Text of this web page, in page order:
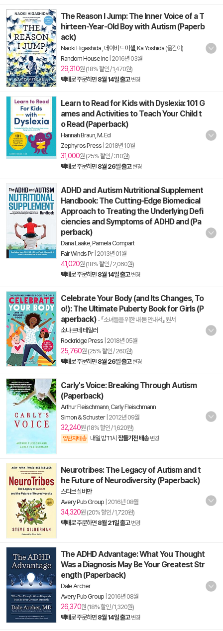
The Reason I Jump: The Inner Voice of a T
hirteen-Year-Old Boy with Autism (Paperb
ack)
Naoki Higashida 데이비드 미첼 Ka Yoshida (옮긴이)
Random House Inc| 2016년 03월
29,310원 (18% 할인 / 1,470원)
택배로 주문하면 8월 14일 출고 변경
Learn to Read for Kids with Dyslexia: 101 G
ames and Activities to Teach Your Child t
o Read (Paperback)
Hannah Braun, M. Ed
Zephyros Press 2018년 10월
31,000원 (25% 할인 / 310원)
택배로 주문하면 8월 26일 출고 변경
ADHD and Autism Nutritional Supplement
Handbook: The Cutting-Edge Biomedical
Approach to Treating the Underlying Defi
ciencies and Symptoms of ADHD and (Pa
perback)
Dana Laake Pamela Compart
Fair Winds Pr 2013년 01월
41,020원 (18% 할인 / 2,060원)
택배로 주문하면 8월 14일 출고 변경
Celebrate Your Body (and Its Changes, To
o!): The Ultimate Puberty Book for Girls (P
aperback) - 『소녀들을 위한 내 몸 안내서』 원서
소냐 르네 테일러
Rockridge Press 2018년 05월
25,760원 (25% 할인 / 260원)
택배로 주문하면 8월 26일 출고 변경
Carly's Voice: Breaking Through Autism
(Paperback)
Arthur Fleischmann Carly Fleischmann
Simon & Schuster| 2012년 09월
32,240원 (18% 할인 / 1,620원)
양탄자배송 내일 밤 11시 잠들기전 배송 변경
Neurotribes: The Legacy of Autism and t
he Future of Neurodiversity (Paperback)
스티브 실버만
Avery Pub Group 2016년 08월
34,320원 (20% 할인 / 1,720원)
택배로 주문하면 8월 21일 출고 변경
The ADHD Advantage: What You Thought
Was a Diagnosis May Be Your Greatest Str
ength (Paperback)
Dale Archer
Avery Pub Group 2016년 08월
26,370원 (18% 할인 / 1,320원)
택배로 주문하면 8월 14일 출고 변경